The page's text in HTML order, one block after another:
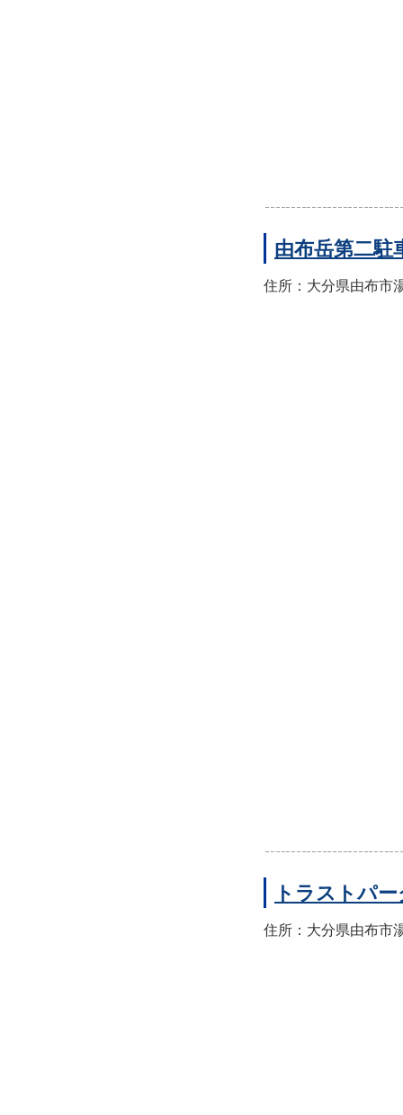
由布岳第二駐
住所：大分県由布市
トラストパ
住所：大分県由布市